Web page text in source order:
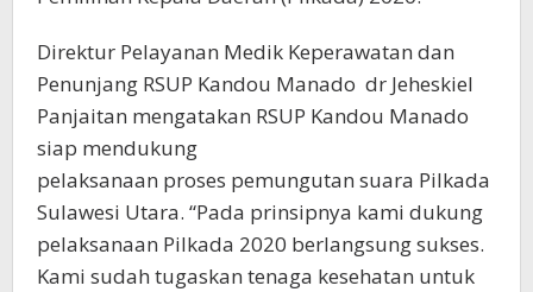
Direktur Pelayanan Medik Keperawatan dan
Penunjang RSUP Kandou Manado dr Jeheskiel
Panjaitan mengatakan RSUP Kandou Manado
siap mendukung
pelaksanaan proses pemungutan suara Pilkada
Sulawesi Utara. “Pada prinsipnya kami dukung
pelaksanaan Pilkada 2020 berlangsung sukses.
Kami sudah tugaskan tenaga kesehatan untuk